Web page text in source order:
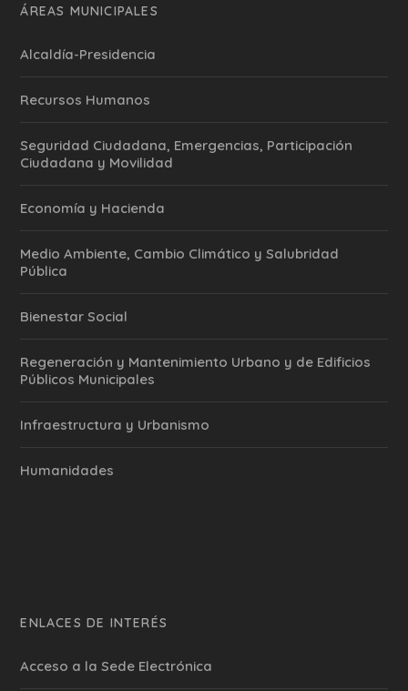
ÁREAS MUNICIPALES
Alcaldía-Presidencia
Recursos Humanos
Seguridad Ciudadana, Emergencias, Participación
Ciudadana y Movilidad
Economía y Hacienda
Medio Ambiente, Cambio Climático y Salubridad
Pública
Bienestar Social
Regeneración y Mantenimiento Urbano y de Edificios
Públicos Municipales
Infraestructura y Urbanismo
Humanidades
ENLACES DE INTERÉS
Acceso a la Sede Electrónica